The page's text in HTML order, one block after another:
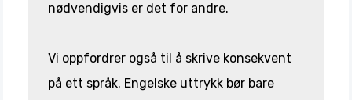
nødvendigvis er det for andre.
Vi oppfordrer også til å skrive konsekvent
på ett språk. Engelske uttrykk bør bare